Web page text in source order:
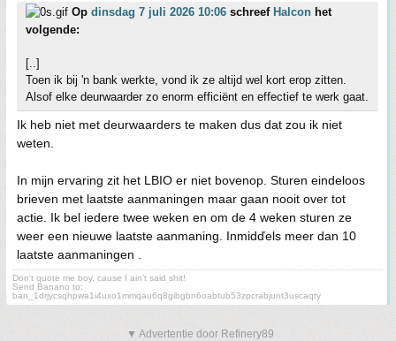
Op dinsdag 7 juli 2026 10:06 schreef Halcon het
volgende:
[..]
Toen ik bij 'n bank werkte, vond ik ze altijd wel kort erop zitten.
Alsof elke deurwaarder zo enorm efficiënt en effectief te werk gaat.
Ik heb niet met deurwaarders te maken dus dat zou ik niet
weten.
In mijn ervaring zit het LBIO er niet bovenop. Sturen eindeloos
brieven met laatste aanmaningen maar gaan nooit over tot
actie. Ik bel iedere twee weken en om de 4 weken sturen ze
weer een nieuwe laatste aanmaning. Inmidďels meer dan 10
laatste aanmaningen .
Don't quote me boy, cause I ain't said shit!
Send Banano to:
ban_1drjycsqhpwa1i4uxo1mmqau6q8gibgbn6oabtub53zpcrabjunt3uscaqty
▼ Advertentie door Refinery89